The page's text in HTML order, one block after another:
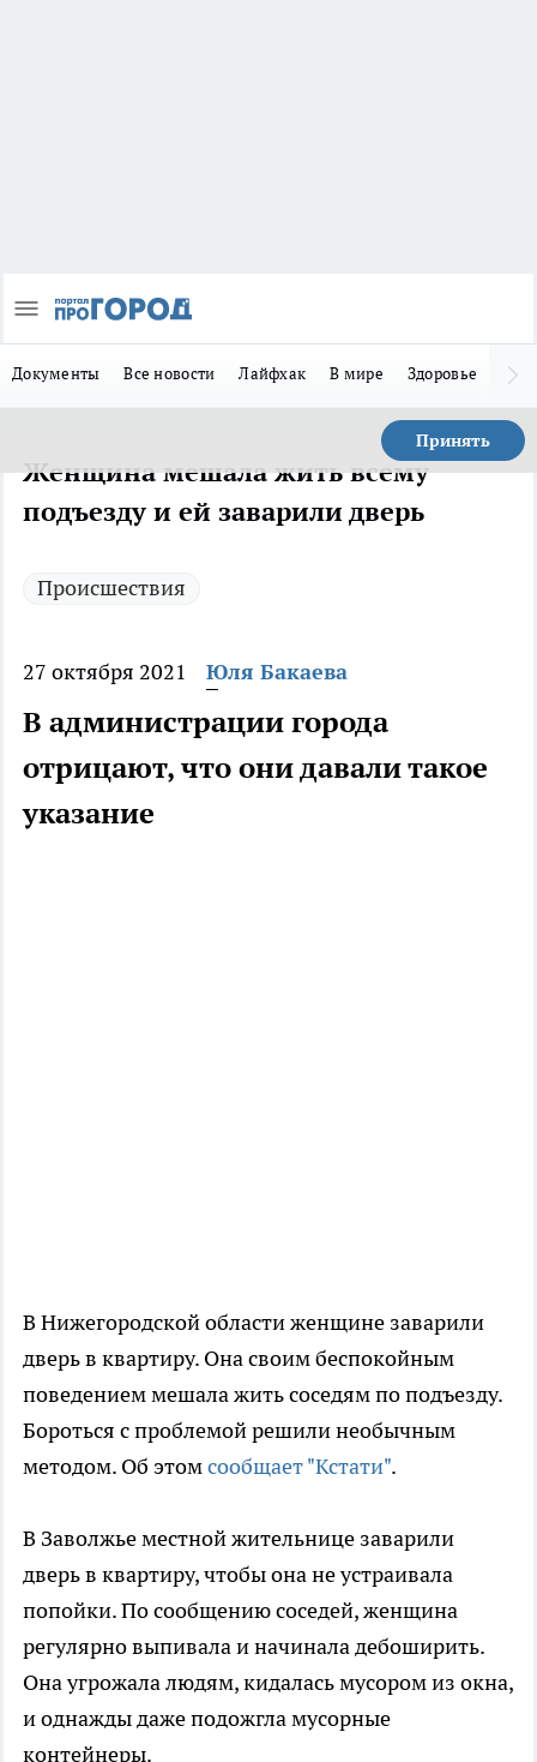
Документы Все новости Лайфхак В мире Здоровье
Принять
Женщина мешала жить всему
подъезду и ей заварили дверь
Происшествия
27 октября 2021 Юля Бакаева
В администрации города
отрицают, что они давали такое
указание
В Нижегородской области женщине заварили
дверь в квартиру. Она своим беспокойным
поведением мешала жить соседям по подъезду.
Бороться с проблемой решили необычным
методом. Об этомсообщает "Кстати".
В Заволжье местной жительнице заварили
дверь в квартиру, чтобы она не устраивала
попойки. По сообщению соседей, женщина
регулярно выпивала и начинала дебоширить.
Она угрожала людям, кидалась мусором из окна,
и однажды даже подожгла мусорные
контейнеры.